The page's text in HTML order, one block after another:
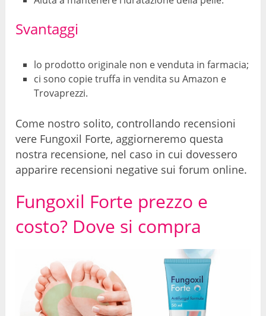
Svantaggi
lo prodotto originale non e venduta in farmacia;
ci sono copie truffa in vendita su Amazon e
Trovaprezzi.
Come nostro solito, controllando recensioni
vere Fungoxil Forte, aggiorneremo questa
nostra recensione, nel caso in cui dovessero
apparire recensioni negative sui forum online.
Fungoxil Forte prezzo e
costo? Dove si compra